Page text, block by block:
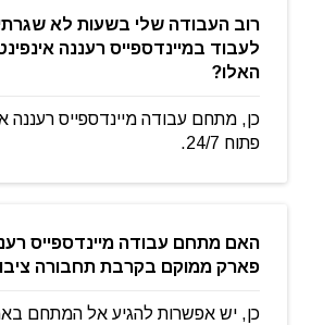
רוב העבודה שלי בשעות לא
לעבוד במיינדספייס רעננה
האלו?
כן, מתחם עבודה מיינדספייס רעננה
פתוח 24/7.
האם מתחם עבודה מיינדספייס
פארק ממוקם בקרבת תחבורה
כן, יש אפשרות להגיע אל המתחם